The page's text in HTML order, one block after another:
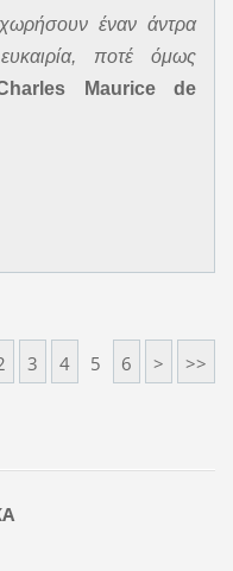
έναν άντρα
ποτέ όμως
Maurice de
3 4 5 6 > >>